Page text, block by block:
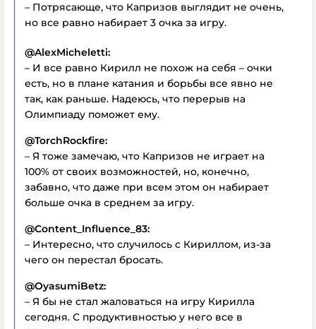
– Потрясающе, что Капризов выглядит не очень,
но все равно набирает 3 очка за игру.
@AlexMicheletti:
– И все равно Кирилл не похож на себя – очки
есть, но в плане катания и борьбы все явно не
так, как раньше. Надеюсь, что перерыв на
Олимпиаду поможет ему.
@TorchRockfire:
– Я тоже замечаю, что Капризов не играет на
100% от своих возможностей, но, конечно,
забавно, что даже при всем этом он набирает
больше очка в среднем за игру.
@Content_Influence_83:
– Интересно, что случилось с Кириллом, из-за
чего он перестал бросать.
@OyasumiBetz:
– Я бы не стал жаловаться на игру Кирилла
сегодня. С продуктивностью у него все в